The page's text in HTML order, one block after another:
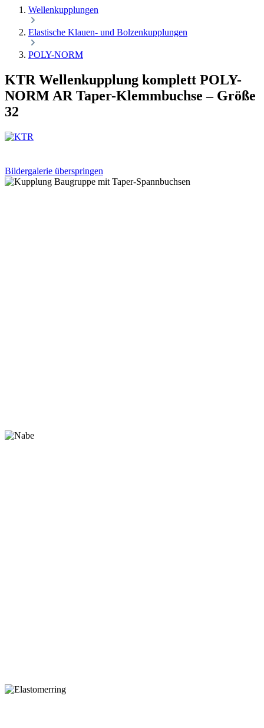
Wellenkupplungen
Elastische Klauen- und Bolzenkupplungen
POLY-NORM
KTR Wellenkupplung komplett POLY-
NORM AR Taper-Klemmbuchse – Größe
32
Bildergalerie überspringen